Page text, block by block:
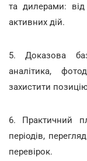
та дилерами: від
активних дій.
5. Доказова
аналітика,
захистити
6. Практичний
періодів,
перевірок.